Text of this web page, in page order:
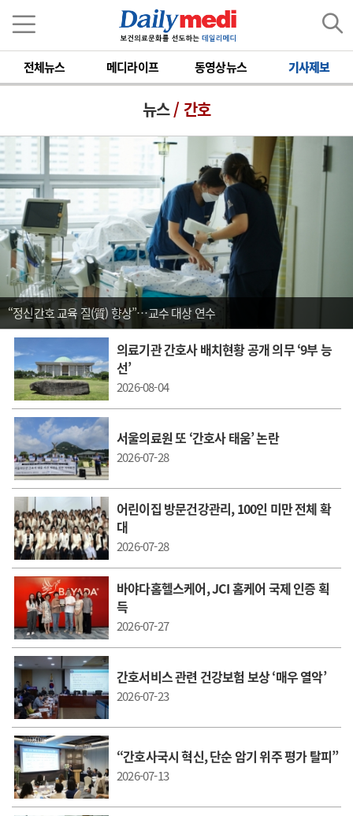
전체뉴스 메디라이프 동영상뉴스 기사제보
뉴스/ 간호
“정신간호 교육 질(質) 향상”…교수 대상 연수
의료기관 간호사 배치현황 공개 의무 ‘9부 능
선’
2026-08-04
서울의료원 또 ‘간호사 태움’ 논란
2026-07-28
어린이집 방문건강관리, 100인 미만 전체 확
대
2026-07-28
바야다홈헬스케어, JCI 홈케어 국제 인증 획
득
2026-07-27
간호서비스 관련 건강보험 보상 ‘매우 열악’
2026-07-23
“간호사국시 혁신, 단순 암기 위주 평가 탈피”
2026-07-13